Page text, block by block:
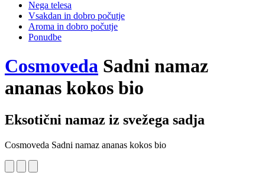
Nega telesa
Vsakdan in dobro počutje
Aroma in dobro počutje
Ponudbe
Cosmoveda Sadni namaz
ananas kokos bio
Eksotični namaz iz svežega sadja
Cosmoveda Sadni namaz ananas kokos bio